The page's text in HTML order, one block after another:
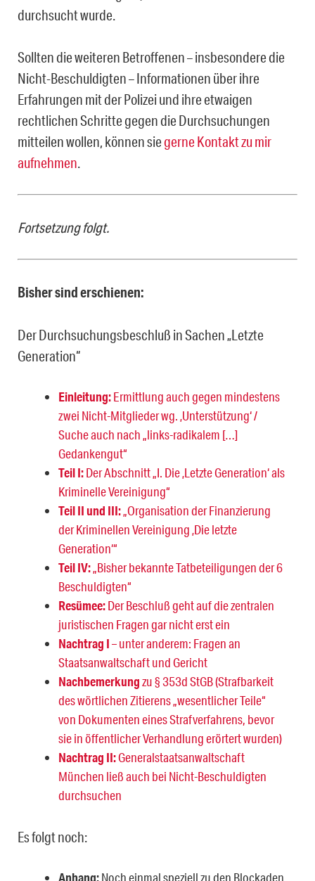
durchsucht wurde.
Sollten die weiteren Betroffenen – insbesondere die
Nicht-Beschuldigten – Informationen über ihre
Erfahrungen mit der Polizei und ihre etwaigen
rechtlichen Schritte gegen die Durchsuchungen
mitteilen wollen, können siegerne Kontakt zu mir
aufnehmen.
Fortsetzung folgt.
Bisher sind erschienen:
Der Durchsuchungsbeschluß in Sachen „Letzte
Generation“
Einleitung:Ermittlung auch gegen mindestens
zwei Nicht-Mitglieder wg. ‚Unterstützung‘ /
Suche auch nach „links-radikalem […]
Gedankengut“
Teil I:Der Abschnitt „I. Die ‚Letzte Generation‘ als
Kriminelle Vereinigung“
Teil II und III:„Organisation der Finanzierung
der Kriminellen Vereinigung ‚Die letzte
Generation‘“
Teil IV:„Bisher bekannte Tatbeteiligungen der 6
Beschuldigten“
Resümee:Der Beschluß geht auf die zentralen
juristischen Fragen gar nicht erst ein
Nachtrag I– unter anderem: Fragen an
Staatsanwaltschaft und Gericht
Nachbemerkungzu § 353d StGB (Strafbarkeit
des wörtlichen Zitierens „wesentlicher Teile“
von Dokumenten eines Strafverfahrens, bevor
sie in öffentlicher Verhandlung erörtert wurden)
Nachtrag II:Generalstaatsanwaltschaft
München ließ auch bei Nicht-Beschuldigten
durchsuchen
Es folgt noch:
Anhang:Noch einmal speziell zu den Blockaden